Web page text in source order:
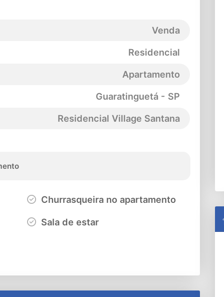
Venda
Residencial
Apartamento
Guaratinguetá - SP
Residencial Village Santana
Churrasqueira no apartamento
Sala de estar